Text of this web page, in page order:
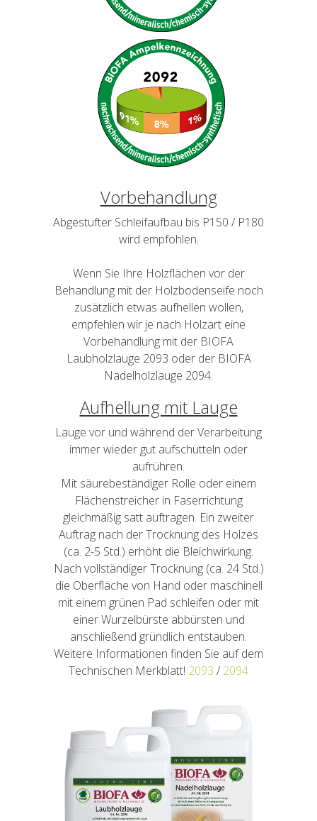
Vorbehandlung
Abgestufter Schleifaufbau bis P150 / P180
wird empfohlen.
Wenn Sie Ihre Holzflächen vor der
Behandlung mit der Holzbodenseife noch
zusätzlich etwas aufhellen wollen,
empfehlen wir je nach Holzart eine
Vorbehandlung mit der BIOFA
Laubholzlauge 2093 oder der BIOFA
Nadelholzlauge 2094.
Aufhellung mit Lauge
Lauge vor und während der Verarbeitung
immer wieder gut aufschütteln oder
aufrühren.
Mit säurebeständiger Rolle oder einem
Flächenstreicher in Faserrichtung
gleichmäßig satt auftragen. Ein zweiter
Auftrag nach der Trocknung des Holzes
(ca. 2-5 Std.) erhöht die Bleichwirkung.
Nach vollständiger Trocknung (ca. 24 Std.)
die Oberfläche von Hand oder maschinell
mit einem grünen Pad schleifen oder mit
einer Wurzelbürste abbürsten und
anschließend gründlich entstauben.
Weitere Informationen finden Sie auf dem
Technischen Merkblatt! 2093 / 2094